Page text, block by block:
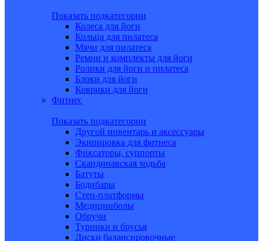
Показать подкатегории
Колеса для йоги
Кольца для пилатеса
Мячи для пилатеса
Ремни и комплекты для йоги
Ролики для йоги и пилатеса
Блоки для йоги
Коврики для йоги
Фитнес
Показать подкатегории
Другой инвентарь и аксессуары
Экипировка для фитнеса
Фиксаторы, суппорты
Скандинавская ходьба
Батуты
Бодибары
Степ-платформы
Медицинболы
Обручи
Турники и брусья
Диски балансировочные